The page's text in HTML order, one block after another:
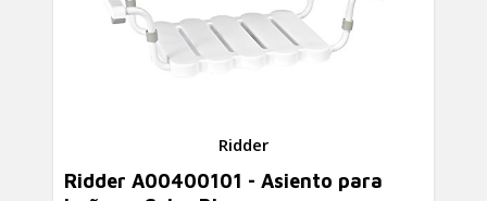
Ridder
Ridder A00400101 - Asiento para